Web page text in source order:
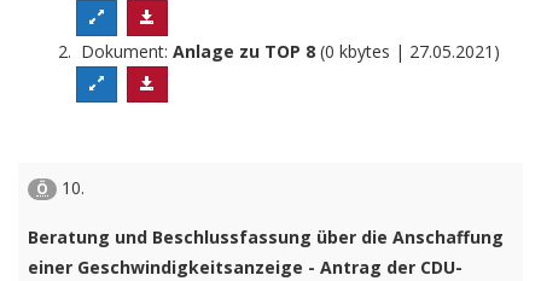
Dokument: Anlage zu TOP 8 (0 kbytes | 27.05.2021)
Ö 10.
Beratung und Beschlussfassung über die Anschaffung
einer Geschwindigkeitsanzeige - Antrag der CDU-